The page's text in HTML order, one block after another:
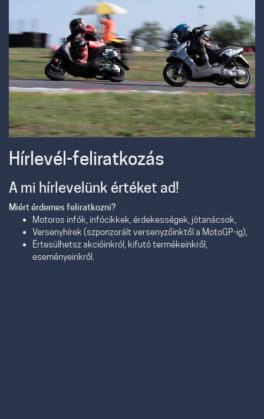
Hírlevél-feliratkozás
A mi hírlevelünk értéket ad!
Miért érdemes feliratkozni?
Motoros infók, infócikkek, érdekességek, jótanácsok,
Versenyhírek (szponzorált versenyzőinktől a MotoGP-ig),
Értesülhetsz akcióinkról, kifutó termékeinkről,
eseményeinkről.